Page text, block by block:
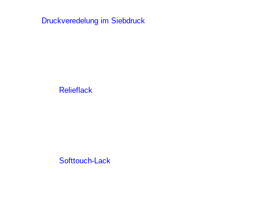
Druckveredelung im Siebdruck
Relieflack
Softtouch-Lack